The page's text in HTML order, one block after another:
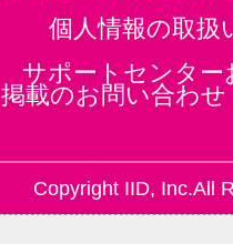
個人情報の取扱
サポートセンター
掲載のお問い合わせ
Copyright IID, Inc.All